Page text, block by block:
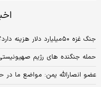
جنگ غزه ۵۰میلیارد دلار هزینه دارد؟
حمله جنگنده های رژیم
عضو انصارالله یمن: مواضع ما در